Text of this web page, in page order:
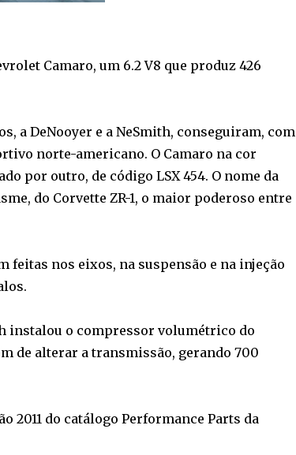
Camaro, um 6.2 V8 que produz 426
a DeNooyer e a NeSmith, conseguiram, com
norte-americano. O Camaro na cor
por outro, de código LSX 454. O nome da
do Corvette ZR-1, o maior poderoso entre
feitas nos eixos, na suspensão e na injeção
instalou o compressor volumétrico do
de alterar a transmissão, gerando 700
2011 do catálogo Performance Parts da